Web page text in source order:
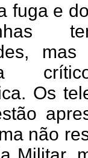
fuga e
Os
não